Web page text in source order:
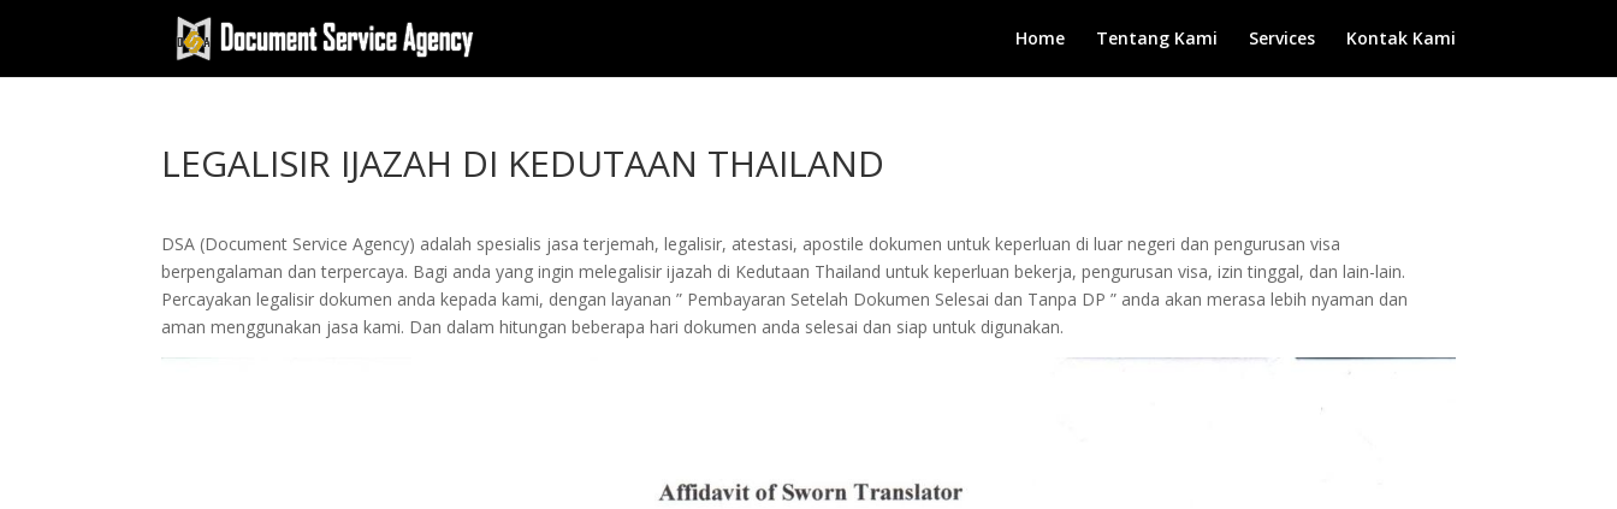
Home Tentang Kami Services Kontak Kami
LEGALISIR IJAZAH DI KEDUTAAN THAILAND
DSA (Document Service Agency) adalah spesialis jasa terjemah, legalisir, atestasi, apostile dokumen untuk keperluan di luar negeri dan pengurusan visa
berpengalaman dan terpercaya. Bagi anda yang ingin melegalisir ijazah di Kedutaan Thailand untuk keperluan bekerja, pengurusan visa, izin tinggal, dan lain-lain.
Percayakan legalisir dokumen anda kepada kami, dengan layanan ” Pembayaran Setelah Dokumen Selesai dan Tanpa DP ” anda akan merasa lebih nyaman dan
aman menggunakan jasa kami. Dan dalam hitungan beberapa hari dokumen anda selesai dan siap untuk digunakan.